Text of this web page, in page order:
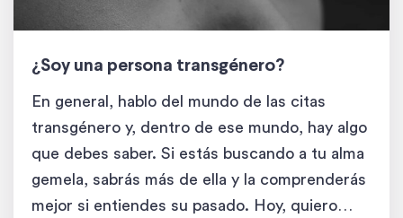
¿Soy una persona transgénero?
En general, hablo del mundo de las citas
transgénero y, dentro de ese mundo, hay algo
que debes saber. Si estás buscando a tu alma
gemela, sabrás más de ella y la comprenderás
mejor si entiendes su pasado. Hoy, quiero